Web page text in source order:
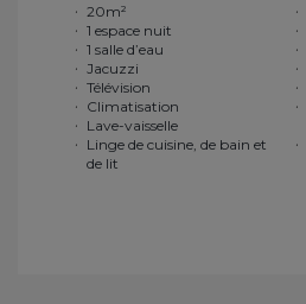
20m²
1 espace nuit
1 salle d’eau
Jacuzzi
Télévision
Climatisation
Lave-vaisselle
Linge de cuisine, de bain et
de lit